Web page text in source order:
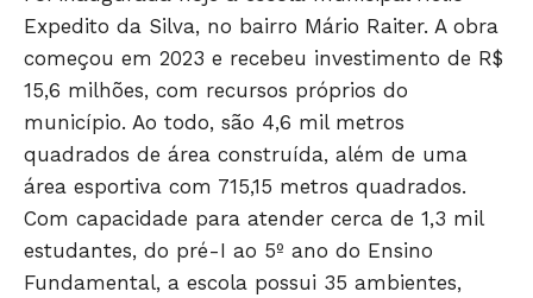
Expedito da Silva, no bairro Mário Raiter. A obra
começou em 2023 e recebeu investimento de R$
15,6 milhões, com recursos próprios do
município. Ao todo, são 4,6 mil metros
quadrados de área construída, além de uma
área esportiva com 715,15 metros quadrados.
Com capacidade para atender cerca de 1,3 mil
estudantes, do pré-I ao 5º ano do Ensino
Fundamental, a escola possui 35 ambientes,